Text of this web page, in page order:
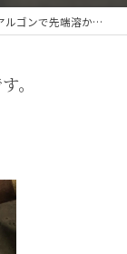
ゴンで先端溶かして面取りです。
。